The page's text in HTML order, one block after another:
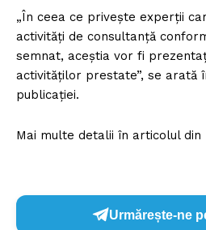
„În ceea ce privește experții
activități de consultanță
semnat, aceștia vor fi
activităților prestate”, se arată
publicației.
Mai multe detalii în articolul din
Urmărește-ne